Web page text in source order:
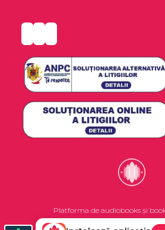
Platforma de audiobooks și